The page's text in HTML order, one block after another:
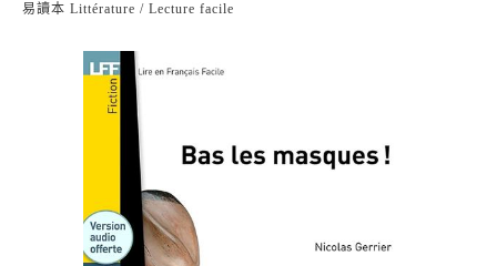
易讀本 Littérature / Lecture facile